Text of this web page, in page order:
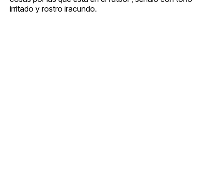
irritado y rostro iracundo.